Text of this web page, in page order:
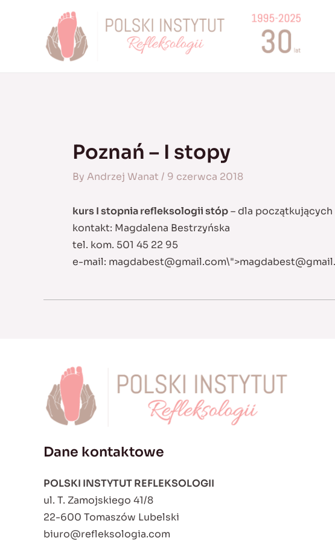
Poznań – I stopy
By Andrzej Wanat / 9 czerwca 2018
kurs I stopnia refleksologii stóp– dla początkujących
kontakt: Magdalena Bestrzyńska
tel. kom. 501 45 22 95
e-mail: magdabest@gmail.com\">
Dane kontaktowe
POLSKI INSTYTUT REFLEKSOLOGII
ul. T. Zamojskiego 41/8
22-600 Tomaszów Lubelski
biuro@refleksologia.com